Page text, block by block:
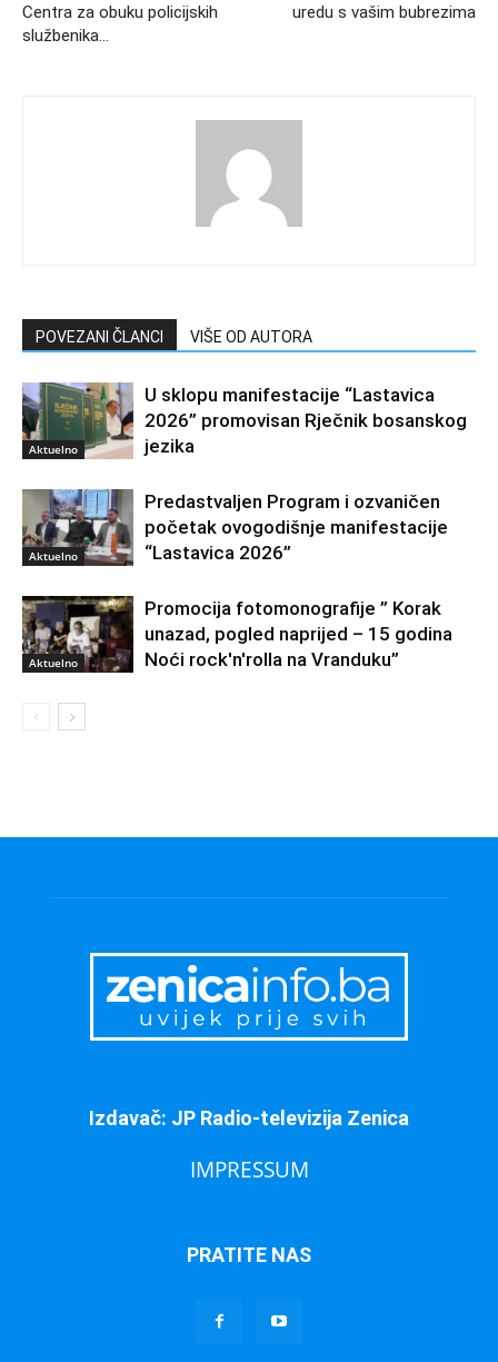
Centra za obuku policijskih
službenika…
uredu s vašim bubrezima
POVEZANI ČLANCI VIŠE OD AUTORA
Aktuelno
U sklopu manifestacije “Lastavica
2026” promovisan Rječnik bosanskog
jezika
Aktuelno
Predastvaljen Program i ozvaničen
početak ovogodišnje manifestacije
“Lastavica 2026”
Aktuelno
Promocija fotomonografije ” Korak
unazad, pogled naprijed – 15 godina
Noći rock'n'rolla na Vranduku”
Izdavač: JP Radio-televizija Zenica
IMPRESSUM
PRATITE NAS